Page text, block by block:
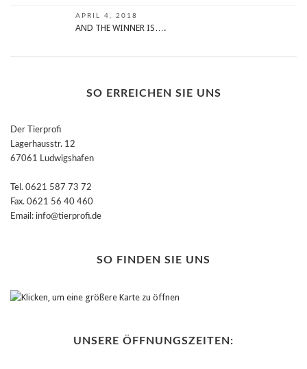
APRIL 4, 2018
AND THE WINNER IS….
SO ERREICHEN SIE UNS
Der Tierprofi
Lagerhausstr. 12
67061 Ludwigshafen
Tel. 0621 587 73 72
Fax. 0621 56 40 460
Email: info@tierprofi.de
SO FINDEN SIE UNS
UNSERE ÖFFNUNGSZEITEN: